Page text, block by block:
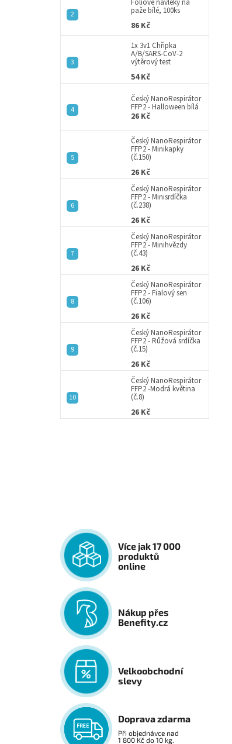
paže bílé, 100ks
86 Kč
1x 3v1 Chřipka
A/B/SARS-CoV-2
výtěrový test
54 Kč
Český NanoRespirátor
FFP2 - Halloween bílá
26 Kč
Český NanoRespirátor
FFP2 - Minikapky
(č.150)
26 Kč
Český NanoRespirátor
FFP2 - Minisrdíčka
(č.238)
26 Kč
Český NanoRespirátor
FFP2 - Minihvězdy
(č.43)
26 Kč
Český NanoRespirátor
FFP2 - Fialový sen
(č.106)
26 Kč
Český NanoRespirátor
FFP2 - Růžová srdíčka
(č.15)
26 Kč
Český NanoRespirátor
FFP2 -Modrá květina
(č.8)
26 Kč
Více jak 17 000
produktů
online
Nákup přes
Benefity.cz
Velkoobchodní
slevy
Doprava zdarma
Při objednávce nad
1 800 Kč do 10 kg.